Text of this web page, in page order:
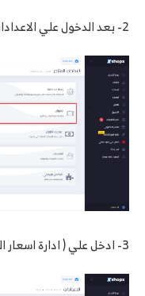
2- بعد الدخول علي الاعدادات قم بالدخول علي ( الضرائب )
3- ادخل علي ( ادارة اسعار الضرائب )